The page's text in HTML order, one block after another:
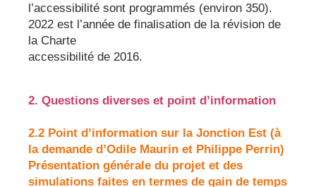
l’accessibilité sont programmés (environ 350).
2022 est l’année de finalisation de la révision de
la Charte
accessibilité de 2016.
2. Questions diverses et point d’information
2.2 Point d’information sur la Jonction Est (à
la demande d’Odile Maurin et Philippe Perrin)
Présentation générale du projet et des
simulations faites en termes de gain de temps